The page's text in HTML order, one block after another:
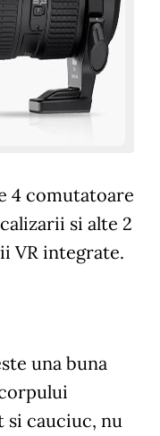
4 comutatoare
si alte 2
VR integrate.
una buna
cauciuc, nu